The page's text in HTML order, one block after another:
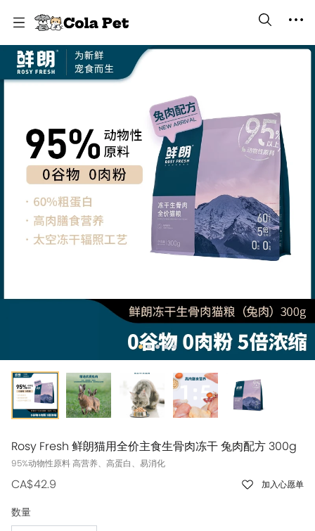
Rosy Fresh 鲜朗猫用全价主食生骨肉冻干 兔肉配方 300g
95%动物性原料 ⾼营养、⾼蛋⽩、易消化
CA$42.9 加入心愿单
数量